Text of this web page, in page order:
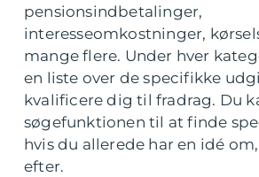
pensionsindbetalinger,
interesseomkostninger,
mange flere. Under hver
en liste over de specifikke
kvalificere dig til fradrag. Du
søgefunktionen til at finde
hvis du allerede har en idé
efter.